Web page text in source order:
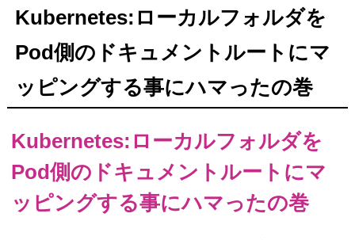
Kubernetes:ローカルフォルダを
Pod側のドキュメントルートにマ
ッピングする事にハマったの巻
Kubernetes:ローカルフォルダを
Pod側のドキュメントルートにマ
ッピングする事にハマったの巻